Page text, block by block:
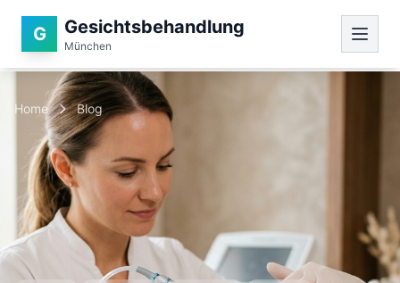
G Gesichtsbehandlung
München
Home Blog